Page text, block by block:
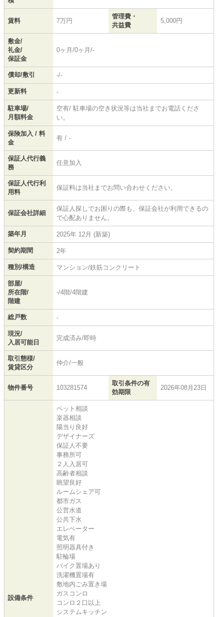
賃料 7万円
管理費・
共益費
5,000円
敷金/
礼金/
保証金
0ヶ月/0ヶ月/-
償却/敷引 -/-
更新料 -
駐車場/
月額料金
空有/ 駐車場の空き状況等は当社までお電話くださ
い。
保険加入 / 料
金
有 / -
保証人代行義
務
任意加入
保証人代行利
用料
保証料は当社までお問い合わせください。
保証会社詳細
保証人探しでお困りの際も、保証会社が利用できるの
で心配ありません。
築年月 2025年 12月 (新築)
契約期間 2年
種別/構造 マンション/鉄筋コンクリート
部屋/
所在階/
階建
-/4階/4階建
総戸数 -
現況/
入居可能日
完成済み/即時
取引態様/
賃貸区分
仲介/一般
物件番号 103281574
取引条件の有
効期限
2026年08月23日
設備条件
ペット相談
楽器相談
陽当り良好
デザイナーズ
保証人不要
事務所可
２人入居可
高齢者相談
眺望良好
ルームシェア可
都市ガス
公営水道
公共下水
エレベーター
電気有
照明器具付き
駐輪場
バイク置場あり
洗濯機置場有
敷地内ごみ置き場
ガスコンロ
コンロ２口以上
システムキッチン